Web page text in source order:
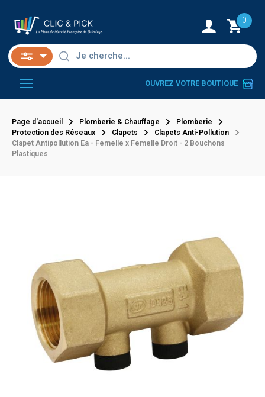
0
OUVREZ VOTRE BOUTIQUE
Page d'accueil Plomberie & Chauffage
Plomberie
Protection des Réseaux
Clapets
Clapets Anti-Pollution
Clapet Antipollution Ea - Femelle x Femelle Droit - 2 Bouchons
Plastiques